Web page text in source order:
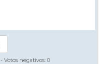
- Votos negativos: 0